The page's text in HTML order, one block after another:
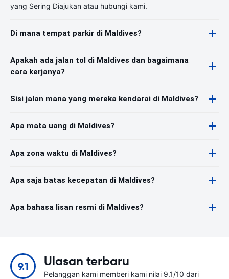
yang Sering Diajukan atau hubungi kami.
Di mana tempat parkir di Maldives?
Apakah ada jalan tol di Maldives dan bagaimana
cara kerjanya?
Sisi jalan mana yang mereka kendarai di Maldives?
Apa mata uang di Maldives?
Apa zona waktu di Maldives?
Apa saja batas kecepatan di Maldives?
Apa bahasa lisan resmi di Maldives?
9.1 Ulasan terbaru
Pelanggan kami memberi kami nilai 9.1/10 dari